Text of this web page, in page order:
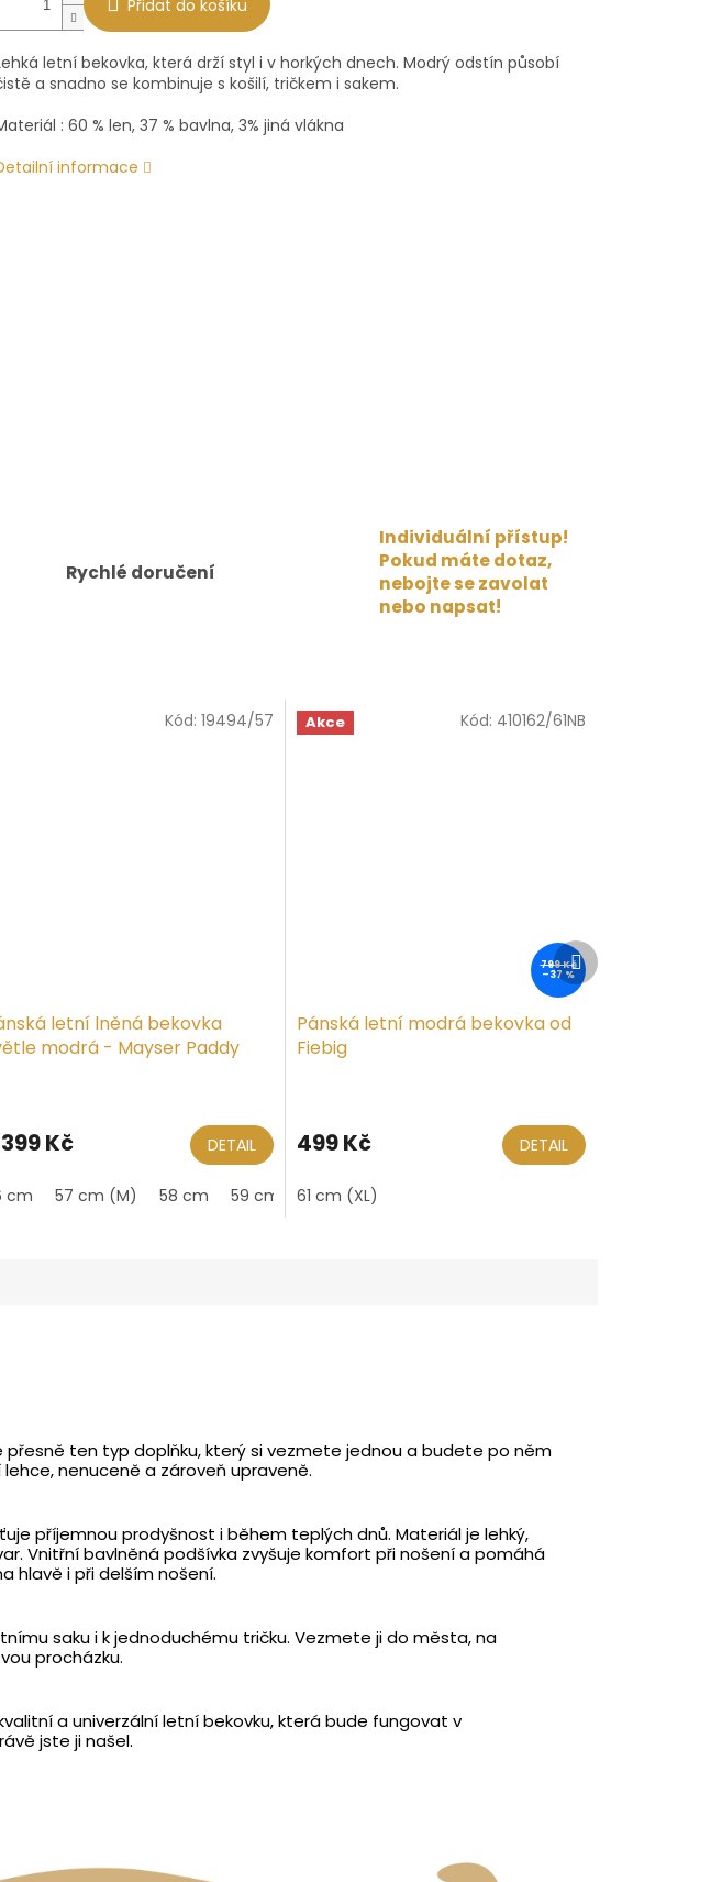
Přidat do košíku
letní bekovka, která drží styl i v horkých dnech. Modrý odstín působí
a snadno se kombinuje s košilí, tričkem i sakem.
: 60 % len, 37 % bavlna, 3% jiná vlákna
informace
Rychlé doručení
Individuální přístup!
Pokud máte dotaz,
nebojte se zavolat
nebo napsat!
letní lněná bekovka
modrá - Mayser Paddy
Kč DETAIL
cm 57 cm (M) 58 cm 59 cm (L) 60 cm
Kód: 19494/57 Akce
799 Kč
–37 %
Pánská letní modrá bekovka od
Fiebig
499 Kč DETAIL
61 cm (XL)
Kód: 410162/61NB
Další
produkt
přesně ten typ doplňku, který si vezmete jednou a budete po něm
nenuceně a zároveň upraveně.
příjemnou prodyšnost i během teplých dnů. Materiál je lehký,
Vnitřní bavlněná podšívka zvyšuje komfort při nošení a pomáhá
hlavě i při delším nošení.
saku i k jednoduchému tričku. Vezmete ji do města, na
procházku.
a univerzální letní bekovku, která bude fungovat v
jste ji našel.